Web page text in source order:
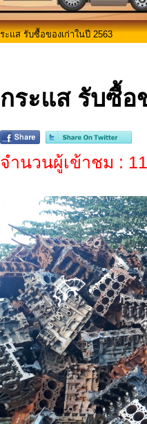
ะแส รับซื้อของเก่าในปี 2563
กระแส รับซื้อ
จำนวนผู้เข้าชม :